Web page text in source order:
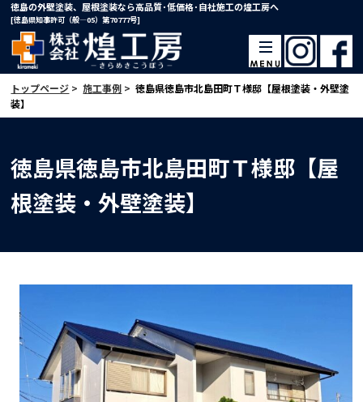
徳島の外壁塗装、屋根塗装なら高品質･低価格･自社施工の煌工房へ
[徳島県知事許可（般―05）第70777号]
トップページ > 施工事例 > 徳島県徳島市北島田町Ｔ様邸【屋根塗装・外壁塗
装】
徳島県徳島市北島田町Ｔ様邸【屋
根塗装・外壁塗装】